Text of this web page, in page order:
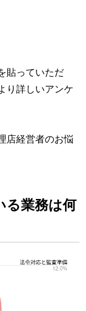
貼っていただ
り詳しいアンケ
店経営者のお悩
る業務は何